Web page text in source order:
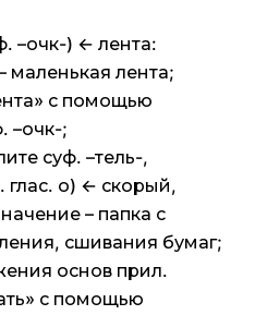
–очк-) ← лента:
маленькая лента;
с помощью
–очк-;
суф. –тель-,
глас. о) ← скорый,
– папка с
сшивания бумаг;
основ прил.
с помощью